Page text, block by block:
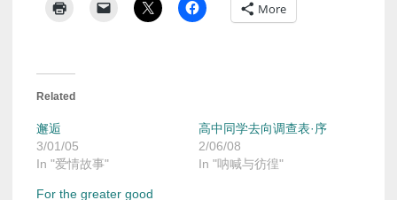
More
Related
邂逅
3/01/05
In "爱情故事"
高中同学去向调查表·序
2/06/08
In "呐喊与彷徨"
For the greater good